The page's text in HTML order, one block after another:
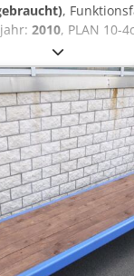
,
2010, PLAN 10-4c
Transportanhänger
Eigengewicht ca
mit Pendelachsen
Ladehöhe 76cm
siehe Bilder
nur nach
Versand per